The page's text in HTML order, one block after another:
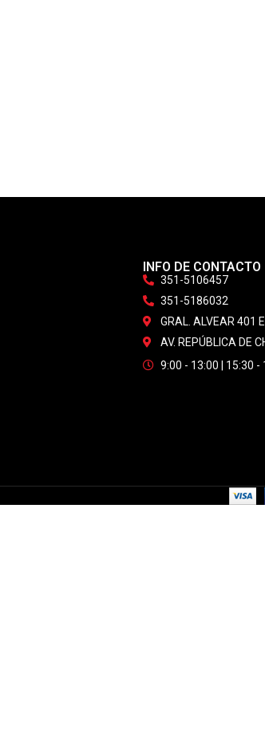
INFO DE CONTACTO
351-5106457
351-5186032
GRAL. ALVEAR 401
AV. REPÚBLICA DE
9:00 - 13:00 | 15:30 -